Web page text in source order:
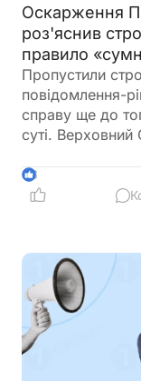
Оскарження
роз'яснив
правило
Пропустили
повідомлення-
справу ще до
суті.
можна поновити
tributario
3